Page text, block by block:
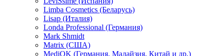
Limba Cosmetics (Беларусь)
Lisap (Италия)
Londa Professional (Германия)
Mark Shmidt
Matrix (США)
MediOK (Германия, Малайзия, Китай и др.)